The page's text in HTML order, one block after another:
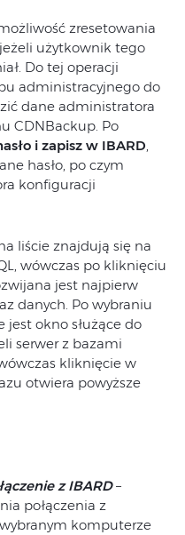
zresetowania
użytkownik tego
Do tej operacji
administracyjnego do
dane administratora
CDNBackup. Po
i zapisz w IBARD,
hasło, po czym
konfiguracji
liście znajdują się na
wówczas po kliknięciu
jest najpierw
danych. Po wybraniu
jest okno służące do
serwer z bazami
kliknięcie w
otwiera powyższe
z IBARD–
połączenia z
komputerze